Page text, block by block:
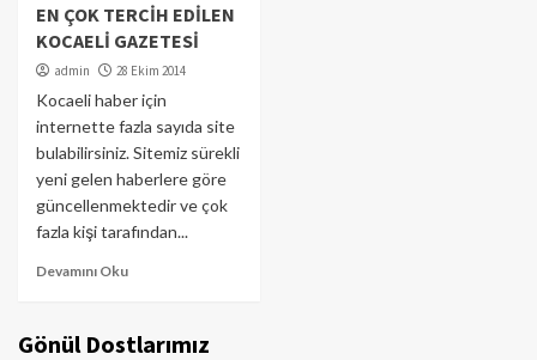
EN ÇOK TERCİH EDİLEN
KOCAELİ GAZETESİ
admin 28 Ekim 2014
Kocaeli haber için
internette fazla sayıda site
bulabilirsiniz. Sitemiz sürekli
yeni gelen haberlere göre
güncellenmektedir ve çok
fazla kişi tarafından...
Devamını Oku
Gönül Dostlarımız